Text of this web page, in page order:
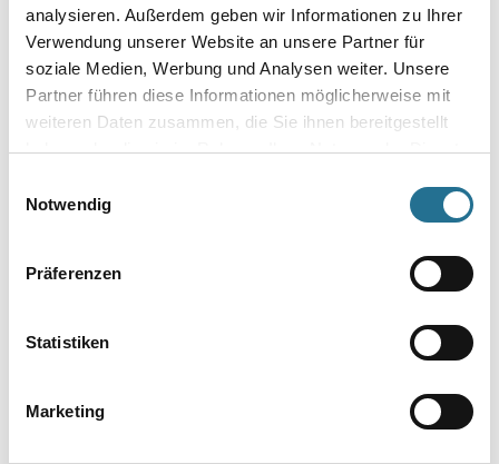
analysieren. Außerdem geben wir Informationen zu Ihrer
Verwendung unserer Website an unsere Partner für
soziale Medien, Werbung und Analysen weiter. Unsere
Partner führen diese Informationen möglicherweise mit
weiteren Daten zusammen, die Sie ihnen bereitgestellt
haben oder die sie im Rahmen Ihrer Nutzung der Dienste
Notwendig
Präferenzen
Statistiken
Marketing
Umrechnungsfaktoren
PRODUKTEIGENSCHAFTEN